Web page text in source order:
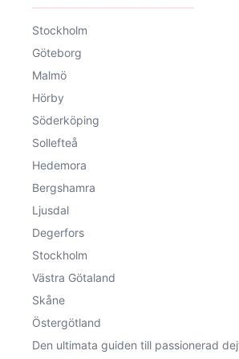
Stockholm
Göteborg
Malmö
Hörby
Söderköping
Sollefteå
Hedemora
Bergshamra
Ljusdal
Degerfors
Stockholm
Västra Götaland
Skåne
Östergötland
Den ultimata guiden till passionerad